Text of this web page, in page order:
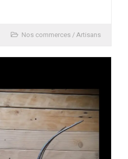
Nos commerces / Artisans